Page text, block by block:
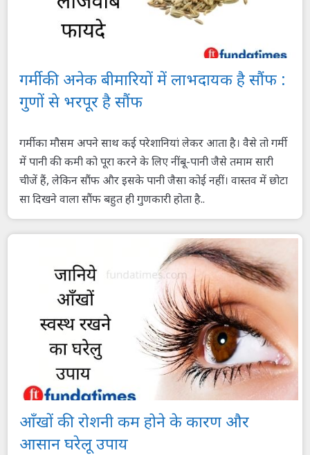
गर्मी की अनेक बीमारियों में लाभदायक है सौंफ :
गुणों से भरपूर है सौंफ
गर्मी का मौसम अपने साथ कई परेशानियां लेकर आता है। वैसे तो गर्मी
में पानी की कमी को पूरा करने के लिए नींबू-पानी जैसे तमाम सारी
चीजें हैं, लेकिन सौंफ और इसके पानी जैसा कोई नहीं। वास्तव में छोटा
सा दिखने वाला सौंफ बहुत ही गुणकारी होता है..
आँखों की रोशनी कम होने के कारण और
आसान घरेलू उपाय